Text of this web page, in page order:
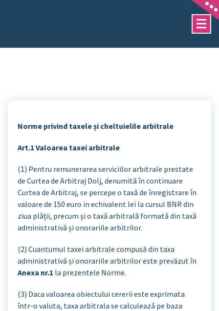
Norme privind taxele și cheltuielile arbitrale
Art.1 Valoarea taxei arbitrale
(1) Pentru remunerarea serviciilor arbitrale prestate
de Curtea de Arbitraj Dolj, denumită în continuare
Curtea de Arbitraj, se percepe o taxă de înregistrare în
valoare de 150 euro in echivalent lei la cursul BNR din
ziua plății, precum și o taxă arbitrală formată din taxă
administrativă și onorariile arbitrilor.
(2) Cuantumul taxei arbitrale compusă din taxa
administrativă și onorariile arbitrilor este prevăzut în
Anexa nr.1 la prezentele Norme.
(3) Daca valoarea obiectului cererii este exprimata
într-o valuta, taxa arbitrala se calculează pe baza